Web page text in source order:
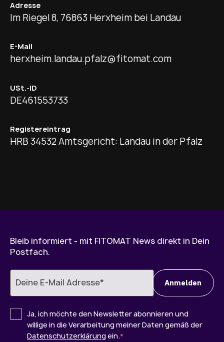
Adresse
Im Riegel 8, 76863 Herxheim bei Landau
E-Mail
herxheim.landau.pfalz@fitomat.com
USt.-ID
DE461553733
Registereintrag
HRB 34532 Amtsgericht: Landau in der Pfalz
Bleib informiert - mit FITOMAT News direkt in Dein
Postfach.
Ja, ich möchte den Newsletter abonnieren und
willige in die Verarbeitung meiner Daten gemäß der
Datenschutzerklärung ein.*